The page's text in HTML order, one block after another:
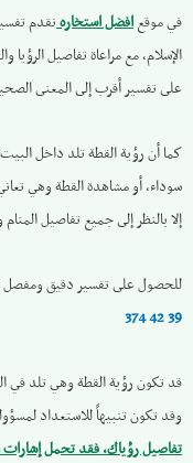
في موقعافضل استخارهنقدم
الإسلام، مع مراعاة تفاصيل الرؤيا
على تفسير أقرب إلى المعنى
كما أن رؤية القطة تلد داخل
سوداء، أو مشاهدة القطة وهي
إلا بالنظر إلى جميع تفاصيل
للحصول على تفسير دقيق ومفصل
374 42 39
قد تكون رؤية القطة وهي تلد في
وقد تكون تنبيهاً للاستعداد
تفاصيل رؤياك، فقد تحمل